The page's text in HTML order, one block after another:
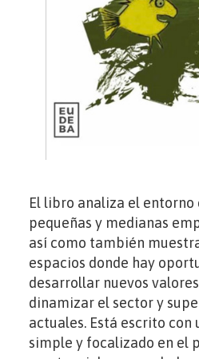
El libro analiza el
pequeñas y medianas
así como también
espacios donde hay
desarrollar nuevos
dinamizar el sector y
actuales. Está escrito
simple y focalizado en el